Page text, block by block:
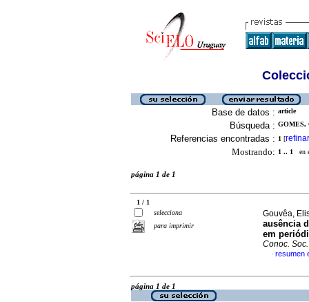
Base de datos : article
Búsqueda : GOMES,
Referencias encontradas : 1 [refinar
Mostrando: 1 .. 1 en
página 1 de 1
1 / 1
selecciona
para imprimir
Gouvêa,
ausência
em
Conoc. Soc.
· resumen
página 1 de 1